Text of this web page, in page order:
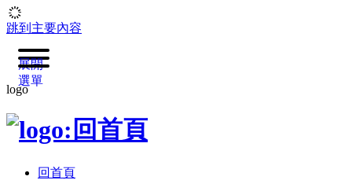
跳到主要內容
展開
選單
logo
回首頁